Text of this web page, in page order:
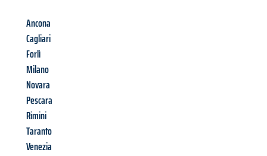
Ancona
Cagliari
Forlì
Milano
Novara
Pescara
Rimini
Taranto
Venezia